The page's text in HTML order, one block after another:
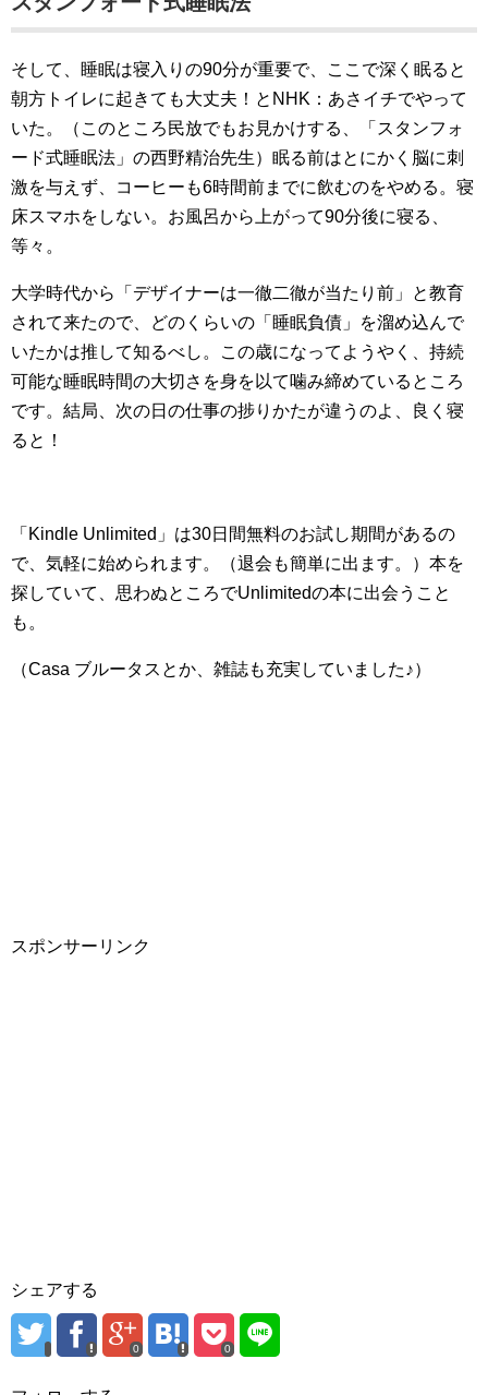
そして、睡眠は寝入りの90分が重要で、ここで深く眠ると
朝方トイレに起きても大丈夫！とNHK：あさイチでやって
いた。（このところ民放でもお見かけする、「スタンフォ
ード式睡眠法」の西野精治先生）眠る前はとにかく脳に刺
激を与えず、コーヒーも6時間前までに飲むのをやめる。寝
床スマホをしない。お風呂から上がって90分後に寝る、
等々。
大学時代から「デザイナーは一徹二徹が当たり前」と教育
されて来たので、どのくらいの「睡眠負債」を溜め込んで
いたかは推して知るべし。この歳になってようやく、持続
可能な睡眠時間の大切さを身を以て噛み締めているところ
です。結局、次の日の仕事の捗りかたが違うのよ、良く寝
ると！
「Kindle Unlimited」は30日間無料のお試し期間があるの
で、気軽に始められます。（退会も簡単に出ます。）本を
探していて、思わぬところでUnlimitedの本に出会うこと
も。
（Casa ブルータスとか、雑誌も充実していました♪）
スポンサーリンク
シェアする
0 0